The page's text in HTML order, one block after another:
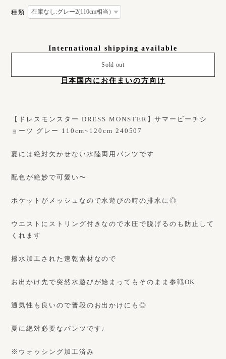
種類
International shipping available
Sold out
日本国内にお住まいの方向け
【ドレスモンスター DRESS MONSTER】サマービーチシ
ョーツ グレー 110cm~120cm 240507
夏には絶対欠かせない水陸両用パンツです
配色が絶妙で可愛い〜
ポケットがメッシュなので水遊びの時の排水に◎
ウエストにストリング付きなので水圧で脱げるのも防止して
くれます
撥水加工された速乾素材なので
お出かけ先で突然水遊びが始まってもそのまま参戦OK
通気性も良いので普段のお出かけにも◎
夏に絶対必要なパンツです♩
※ウォッシング加工済み